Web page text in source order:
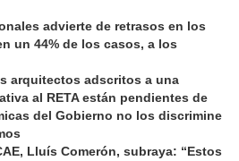
advierte de retrasos en los
un 44% de los casos, a los
arquitectos adscritos a una
al RETA están pendientes de
del Gobierno no los discrimine
Lluís Comerón, subraya: “Estos